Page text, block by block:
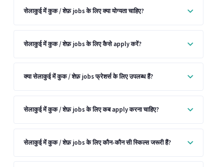
सेलाकुई में कुक / शेफ़ jobs के लिए क्या योग्यता चाहिए?
सेलाकुई में कुक / शेफ़ jobs के लिए कैसे apply करें?
क्या सेलाकुई में कुक / शेफ़ jobs फ्रेशर्स के लिए उपलब्ध हैं?
सेलाकुई में कुक / शेफ़ jobs के लिए कब apply करना चाहिए?
सेलाकुई में कुक / शेफ़ jobs के लिए कौन-कौन सी स्किल्स जरूरी हैं?